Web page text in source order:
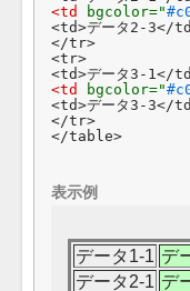
<td
bgcolor="
<td>データ2-3</
</tr>
<tr>
<td
bgcolor="
<td>データ3-3</
</tr>
表示例
データ1-1 デ
データ2-1 デ